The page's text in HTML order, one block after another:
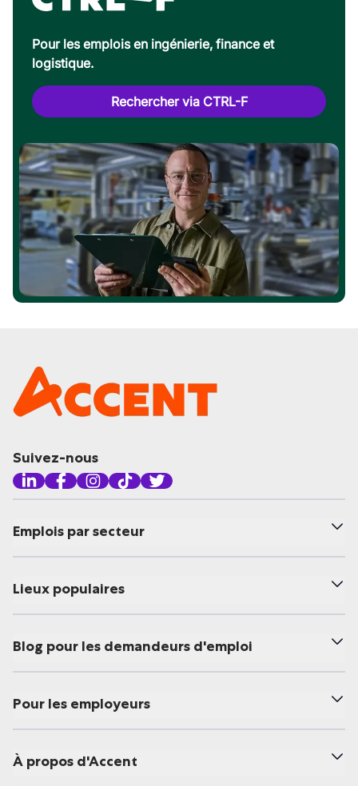
Pour les emplois en ingénierie, finance et
logistique.
Rechercher via CTRL-F
Suivez-nous
Emplois par secteur
Lieux populaires
Blog pour les demandeurs d'emploi
Pour les employeurs
À propos d'Accent